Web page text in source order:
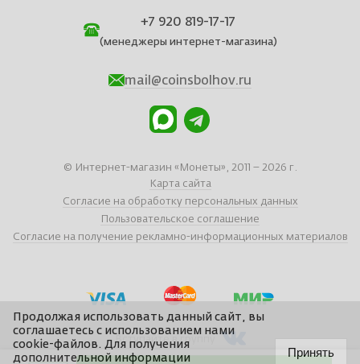
+7 920 819-17-17
(менеджеры интернет-магазина)
mail@coinsbolhov.ru
© Интернет-магазин «Монеты», 2011 – 2026 г.
Карта сайта
Согласие на обработку персональных данных
Пользовательское соглашение
Согласие на получение рекламно-информационных материалов
Вступайте в группу
Продолжая использовать данный сайт, вы
соглашаетесь с использованием нами
cookie-файлов. Для получения
дополнительной информации
Принять